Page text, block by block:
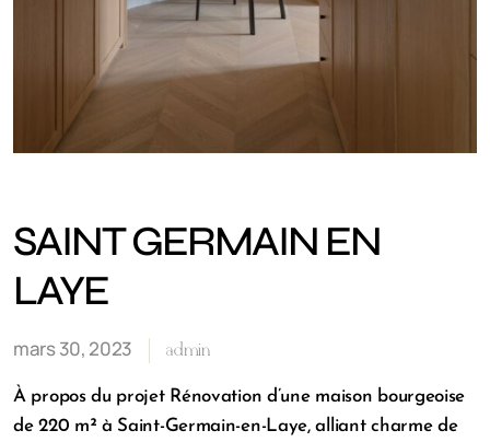
SAINT GERMAIN EN
LAYE
mars 30, 2023 admin
À propos du projet Rénovation d’une maison bourgeoise
de 220 m² à Saint-Germain-en-Laye, alliant charme de